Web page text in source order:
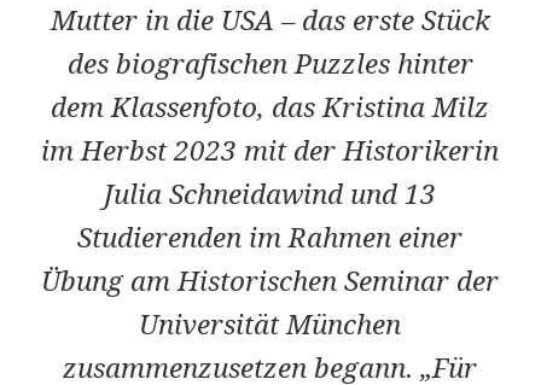
Mutter in die USA – das erste Stück
des biografischen Puzzles hinter
dem Klassenfoto, das Kristina Milz
im Herbst 2023 mit der Historikerin
Julia Schneidawind und 13
Studierenden im Rahmen einer
Übung am Historischen Seminar der
Universität München
zusammenzusetzen begann. „Für